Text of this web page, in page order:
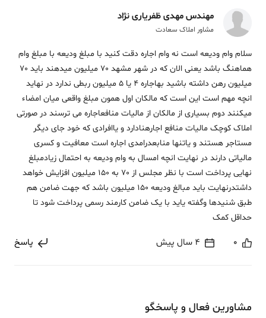
مهندس مهدی ظفریاری نژاد
مشاور املاک سعادت
سلام وام ودیعه است نه وام اجاره دقت کنید با مبلغ ودیعه با مبلغ وام
هماهنگ باشد یعنی الان که در شهر مشهد 70 میلیون میدهند باید 70
میلیون رهن داشته باشید بهاجاره 4 یا 5 میلیون ربطی ندارد در نهاید
انچه مهم است این است که مالکان اول همون مبلغ واقعی میان امضاء
میکنند دوم بسیاری از مالکان از مالیات منافعاجاره می ترسند در صورتی
املاک کوچک مالیات منافع اجارهنادارد و یاافرادی که خود جای دیگر
مستاجر هستند و یاتنها منابعدرامدی اجاره است معافیت و کسری
مالیاتی دارند در نهایت انچه امسال به وام ودیعه به احتمال زیادمبلغ
نهایی پرداخت است با نظر مجلس از 70 به 150 میلیون افزایش خواهد
داشتدرنهایت باید مبالغ ودیعه 150 میلیون باشد که جهت ضامن هم
طبق شنیدها وگفته یاید با یک ضامن کارمند رسمی پرداخت شود تا
حداقل کمک
0 4 سال پیش پاسخ
مشاورین فعال و پاسخگو